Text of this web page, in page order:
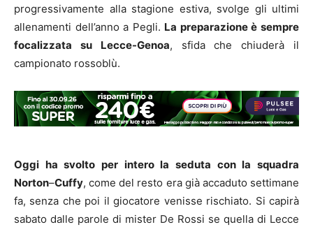
progressivamente alla stagione estiva, svolge gli ultimi
allenamenti dell’anno a Pegli. La preparazione è sempre
focalizzata su Lecce-Genoa, sfida che chiuderà il
campionato rossoblù.
Oggi ha svolto per intero la seduta con la squadra
Norton–Cuffy, come del resto era già accaduto settimane
fa, senza che poi il giocatore venisse rischiato. Si capirà
sabato dalle parole di mister De Rossi se quella di Lecce